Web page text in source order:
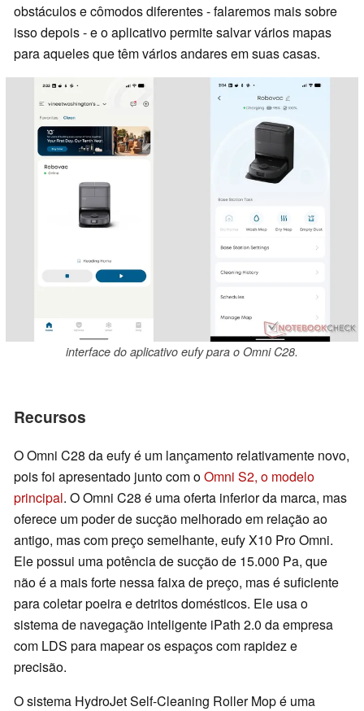
obstáculos e cômodos diferentes - falaremos mais sobre
isso depois - e o aplicativo permite salvar vários mapas
para aqueles que têm vários andares em suas casas.
interface do aplicativo eufy para o Omni C28.
Recursos
O Omni C28 da eufy é um lançamento relativamente novo,
pois foi apresentado junto com oOmni S2, o modelo
principal. O Omni C28 é uma oferta inferior da marca, mas
oferece um poder de sucção melhorado em relação ao
antigo, mas com preço semelhante, eufy X10 Pro Omni.
Ele possui uma potência de sucção de 15.000 Pa, que
não é a mais forte nessa faixa de preço, mas é suficiente
para coletar poeira e detritos domésticos. Ele usa o
sistema de navegação inteligente iPath 2.0 da empresa
com LDS para mapear os espaços com rapidez e
precisão.
O sistema HydroJet Self-Cleaning Roller Mop é uma